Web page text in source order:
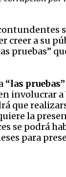
creer a su
pruebas”
“las pruebas”
involucrar
la
se podrá
para